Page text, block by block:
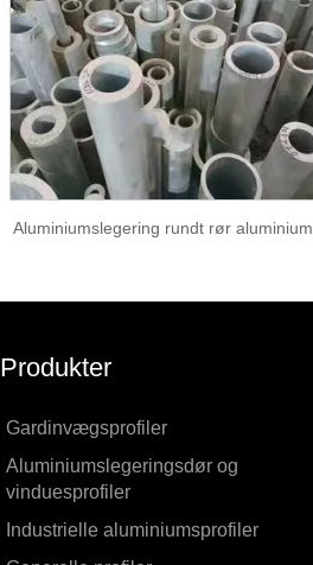
Aluminiumslegering rundt rør aluminium
Produkter
Gardinvægsprofiler
Aluminiumslegeringsdør og
vinduesprofiler
Industrielle aluminiumsprofiler